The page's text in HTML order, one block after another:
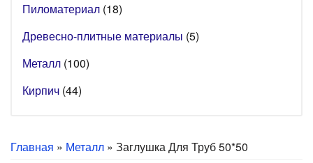
Пиломатериал (18)
Древесно-плитные материалы (5)
Металл (100)
Кирпич (44)
Главная » Металл » Заглушка Для Труб 50*50